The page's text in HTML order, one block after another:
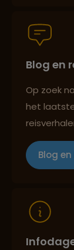
Best
Blog en
Op zoek
het laatste
Blog